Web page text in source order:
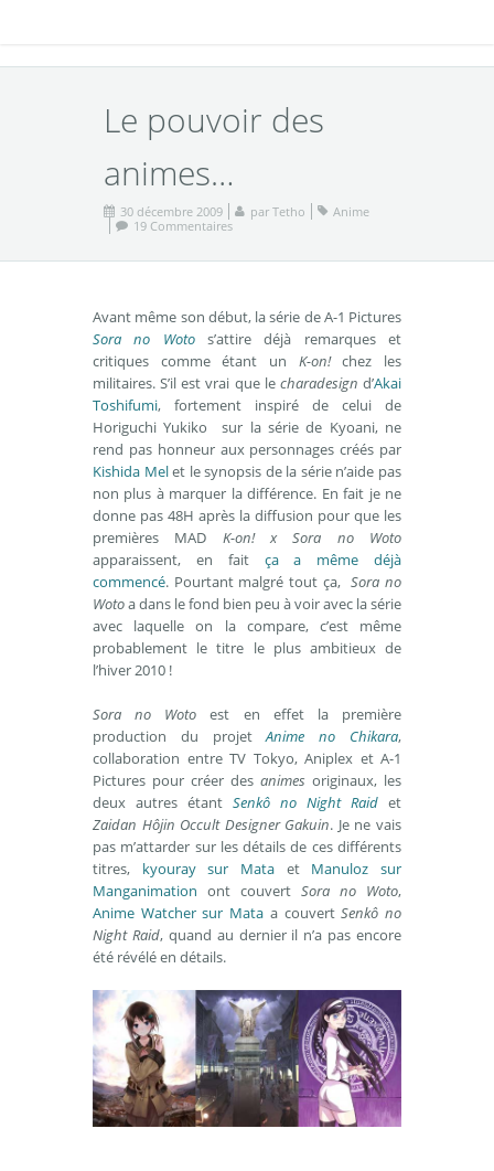
Le pouvoir des
animes…
30 décembre 2009 par Tetho
Anime
19 Commentaires
Avant même son début, la série de A-1 Pictures
Sora no Wotos’attire déjà remarques et
critiques comme étant un K-on!chez les
militaires. S’il est vrai que le charadesign d’Akai
Toshifumi, fortement inspiré de celui de
Horiguchi Yukiko sur la série de Kyoani, ne
rend pas honneur aux personnages créés par
Kishida Melet le synopsis de la série n’aide pas
non plus à marquer la différence. En fait je ne
donne pas 48H après la diffusion pour que les
premières MAD K-on! x Sora no Woto
apparaissent, en fait ça a même déjà
commencé. Pourtant malgré tout ça,Sora no
Wotoa dans le fond bien peu à voir avec la série
avec laquelle on la compare, c’est même
probablement le titre le plus ambitieux de
l’hiver 2010 !
Sora no Woto est en effet la première
production du projetAnime no Chikara,
collaboration entre TV Tokyo, Aniplex et A-1
Pictures pour créer des animes originaux, les
deux autres étant Senkô no Night Raid et
Zaidan Hôjin Occult Designer Gakuin. Je ne vais
pas m’attarder sur les détails de ces différents
titres, kyouray sur Mata et Manuloz sur
Manganimation ont couvert Sora no Woto,
Anime Watcher sur Mata a couvertSenkô no
Night Raid, quand au dernier il n’a pas encore
été révélé en détails.